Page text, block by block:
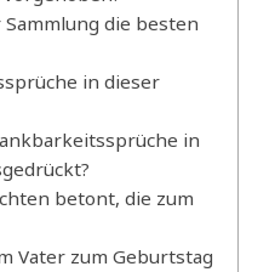
die besten
in dieser
in
betont, die zum
Vater zum Geburtstag